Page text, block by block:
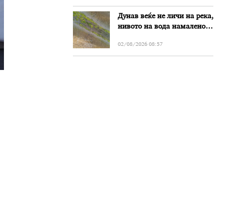
Дунав веќе не личи на река,
нивото на вода намалено
Бугарија
02/08/2026 08:57